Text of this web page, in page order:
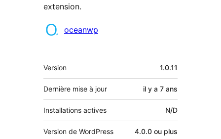
extension.
Contributeurs
oceanwp
Méta
Version 1.0.11
Dernière mise à jour il y a 7 ans
Installations actives N/D
Version de WordPress 4.0.0 ou plus